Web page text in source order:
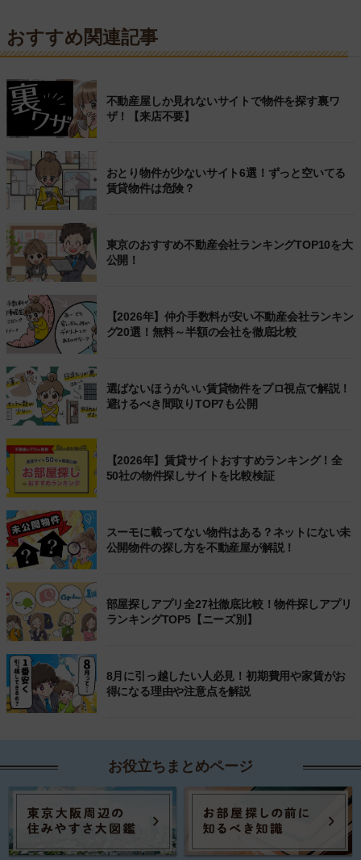
おすすめ関連記事
不動産屋しか見れないサイトで物件を探す裏ワ
ザ！【来店不要】
おとり物件が少ないサイト6選！ずっと空いてる
賃貸物件は危険？
東京のおすすめ不動産会社ランキングTOP10を大
公開！
【2026年】仲介手数料が安い不動産会社ランキン
グ20選！無料～半額の会社を徹底比較
選ばないほうがいい賃貸物件をプロ視点で解説！
避けるべき間取りTOP7も公開
【2026年】賃貸サイトおすすめランキング！全
50社の物件探しサイトを比較検証
スーモに載ってない物件はある？ネットにない未
公開物件の探し方を不動産屋が解説！
部屋探しアプリ全27社徹底比較！物件探しアプリ
ランキングTOP5【ニーズ別】
8月に引っ越したい人必見！初期費用や家賃がお
得になる理由や注意点を解説
お役立ちまとめページ